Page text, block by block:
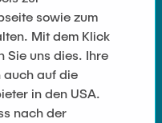
sowie zum
Mit dem Klick
Sie uns dies. Ihre
auch auf die
in den USA.
nach der